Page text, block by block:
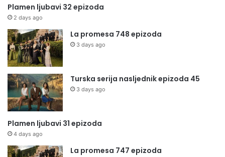
Plamen ljubavi 32 epizoda
2 days ago
La promesa 748 epizoda
3 days ago
Turska serija nasljednik epizoda 45
3 days ago
Plamen ljubavi 31 epizoda
4 days ago
La promesa 747 epizoda